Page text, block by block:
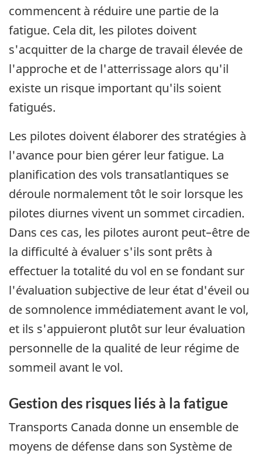
commencent à réduire une partie de la
fatigue. Cela dit, les pilotes doivent
s'acquitter de la charge de travail élevée de
l'approche et de l'atterrissage alors qu'il
existe un risque important qu'ils soient
fatigués.
Les pilotes doivent élaborer des stratégies à
l'avance pour bien gérer leur fatigue. La
planification des vols transatlantiques se
déroule normalement tôt le soir lorsque les
pilotes diurnes vivent un sommet circadien.
Dans ces cas, les pilotes auront peut–être de
la difficulté à évaluer s'ils sont prêts à
effectuer la totalité du vol en se fondant sur
l'évaluation subjective de leur état d'éveil ou
de somnolence immédiatement avant le vol,
et ils s'appuieront plutôt sur leur évaluation
personnelle de la qualité de leur régime de
sommeil avant le vol.
Gestion des risques liés à la fatigue
Transports Canada donne un ensemble de
moyens de défense dans son Système de